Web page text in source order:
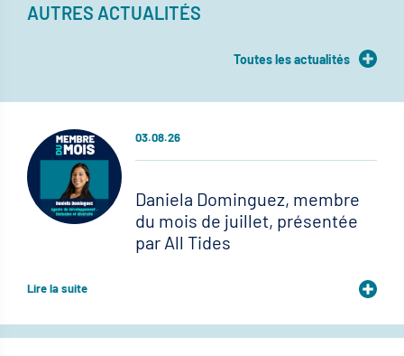
AUTRES ACTUALITÉS
Toutes les actualités
03.08.26
Daniela Dominguez, membre
du mois de juillet, présentée
par All Tides
Lire la suite